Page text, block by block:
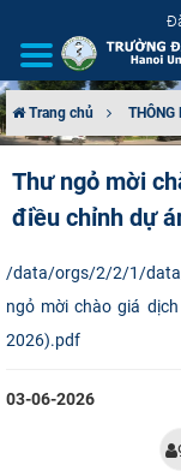
CƠ CẤU TỔ
TUYỂN SINH
ĐÀO TẠO
ĐẢM BẢO
KHOA HỌC
Trang chủ THÔNG
Thư ngỏ mời
điều chỉnh dự
/data/orgs/2/2/1/
ngỏ mời chào giá
2026).pdf
03-06-2026